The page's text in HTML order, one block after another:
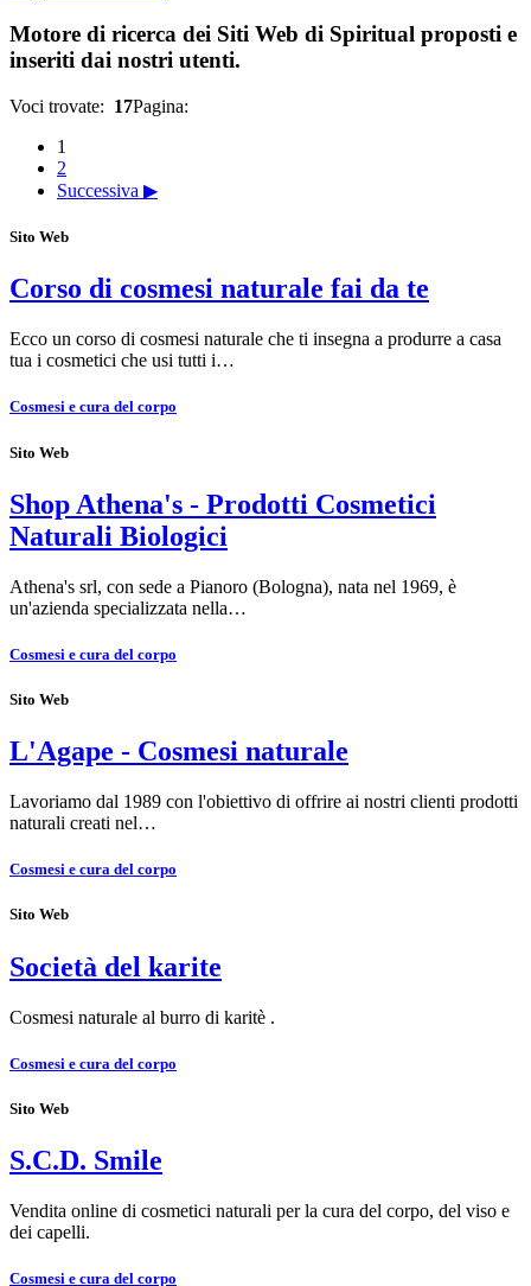
Motore di ricerca dei Siti Web di Spiritual proposti e
inseriti dai nostri utenti.
Voci trovate: 17Pagina:
1
2
Successiva ▶
Sito Web
Corso di cosmesi naturale fai da te
Ecco un corso di cosmesi naturale che ti insegna a produrre a casa
tua i cosmetici che usi tutti i…
Cosmesi e cura del corpo
Sito Web
Shop Athena's - Prodotti Cosmetici
Naturali Biologici
Athena's srl, con sede a Pianoro (Bologna), nata nel 1969, è
un'azienda specializzata nella…
Cosmesi e cura del corpo
Sito Web
L'Agape - Cosmesi naturale
Lavoriamo dal 1989 con l'obiettivo di offrire ai nostri clienti prodotti
naturali creati nel…
Cosmesi e cura del corpo
Sito Web
Società del karite
Cosmesi naturale al burro di karitè .
Cosmesi e cura del corpo
Sito Web
S.C.D. Smile
Vendita online di cosmetici naturali per la cura del corpo, del viso e
dei capelli.
Cosmesi e cura del corpo